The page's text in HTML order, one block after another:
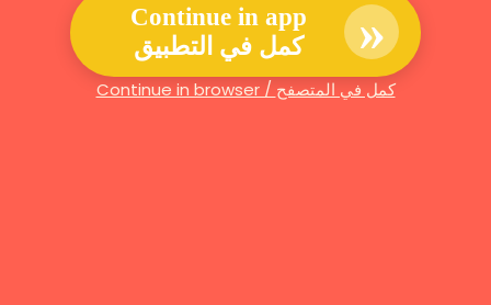
Continue in app
كمل في التطبيق
»
Continue in browser / كمل في المتصفح